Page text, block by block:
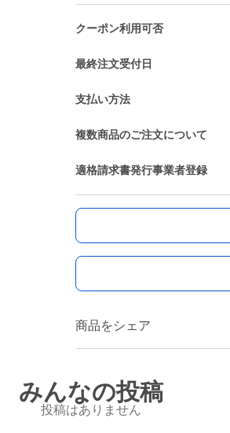
クーポン利用可否
最終注文受付日
支払い方法
複数商品のご注文について
適格請求書発行事業者登録
商品をシェア
みんなの投稿
投稿はありません